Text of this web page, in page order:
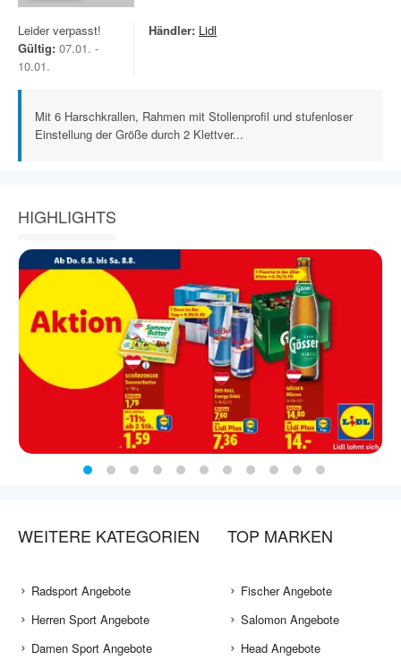
Leider verpasst!
Gültig: 07.01. -
10.01.
Händler: Lidl
Mit 6 Harschkrallen, Rahmen mit Stollenprofil und stufenloser
Einstellung der Größe durch 2 Klettver...
HIGHLIGHTS
WEITERE KATEGORIEN
Radsport Angebote
Herren Sport Angebote
Damen Sport Angebote
TOP MARKEN
Fischer Angebote
Salomon Angebote
Head Angebote